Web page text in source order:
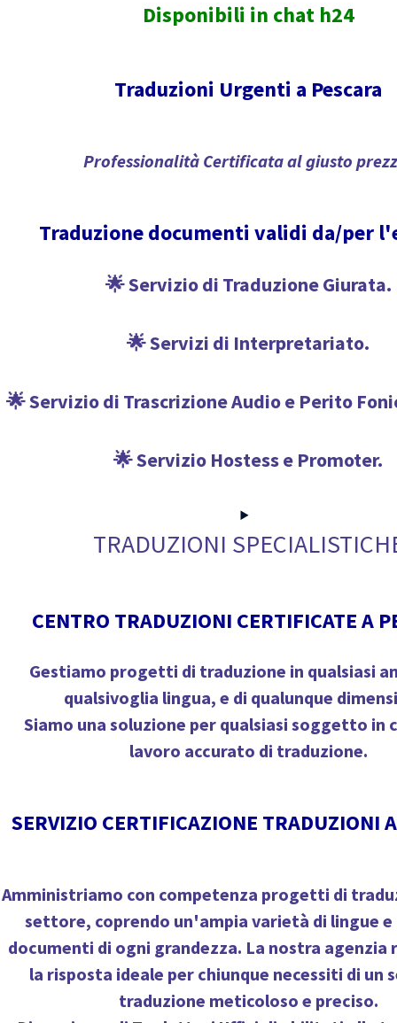
Disponibili in chat h24
Traduzioni Urgenti a Pescara
Professionalità Certificata al giusto
Traduzione documenti validi da/per
🌟 Servizio di Traduzione Giurata.
🌟 Servizi di Interpretariato.
🌟 Servizio di Trascrizione Audio e Perito
🌟 Servizio Hostess e Promoter.
TRADUZIONI
CENTRO TRADUZIONI CERTIFICATE A
Gestiamo progetti di traduzione in qualsiasi
qualsivoglia lingua, e di qualunque
Siamo una soluzione per qualsiasi soggetto in
lavoro accurato di traduzione.
SERVIZIO CERTIFICAZIONE TRADUZIONI
Amministriamo con competenza progetti di
settore, coprendo un'ampia varietà di lingue
documenti di ogni grandezza. La nostra agenzia
la risposta ideale per chiunque necessiti di un
traduzione meticoloso e preciso.